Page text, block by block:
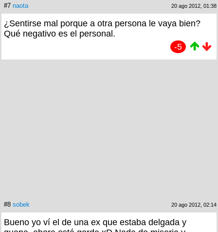
#7 naota 20 ago 2012, 01:38
¿Sentirse mal porque a otra persona le vaya bien?
Qué negativo es el personal.
-5
#8 sobek 20 ago 2012, 02:14
Bueno yo ví el de una ex que estaba delgada y